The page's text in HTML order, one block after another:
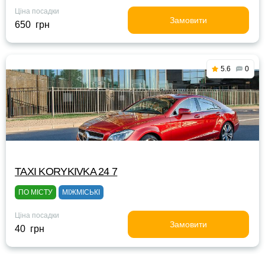
Ціна посадки
650 грн Замовити
5.6 0
TAXI KORYKIVKA 24 7
ПО МІСТУ МІЖМІСЬКІ
Ціна посадки
40 грн Замовити